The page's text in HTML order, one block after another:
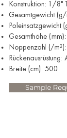
Konstruktion: 1/8"
Gesamtgewicht
Poleinsatzgewicht
Gesamthöhe
Noppenzahl (/
Breite (cm): 500
Sample